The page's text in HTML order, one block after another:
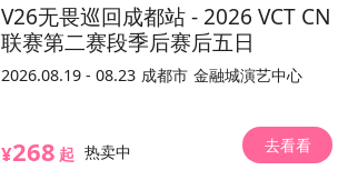
电子票/兑换票
V26无畏巡回成都站 - 2026 VCT CN
联赛第二赛段季后赛后五日
2026.08.19 - 08.23 成都市 金融城演艺中心
¥268 起 热卖中 去看看